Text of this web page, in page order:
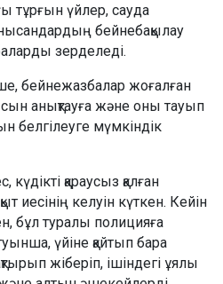
тұрғын үйлер, сауда
бейнебақылау
зерделеді.
бейнежазбалар жоғалған
анықтауға және оны тауып
белгілеуге мүмкіндік
қараусыз қалған
иесінің келуін күткен. Кейін
бұл туралы полицияға
үйіне қайтып бара
жіберіп, ішіндегі ұялы